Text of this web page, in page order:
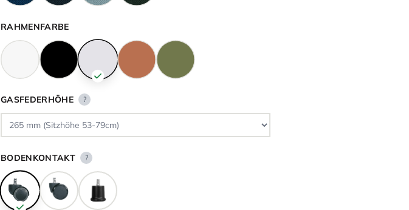
RAHMENFARBE
GASFEDERHÖHE ?
BODENKONTAKT ?